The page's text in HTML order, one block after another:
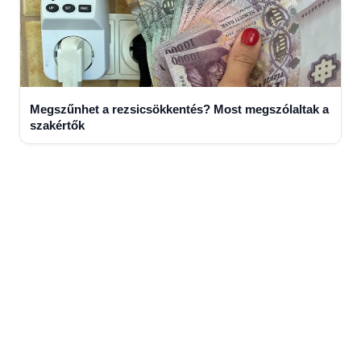
Megszűnhet a rezsicsökkentés? Most megszólaltak a
szakértők